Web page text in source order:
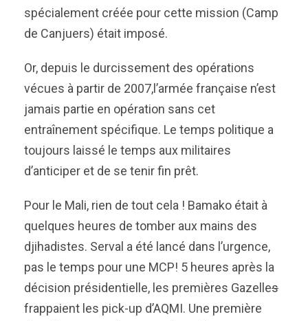
spécialement créée pour cette mission (Camp
de Canjuers) était imposé.
Or, depuis le durcissement des opérations
vécues à partir de 2007,l’armée française n’est
jamais partie en opération sans cet
entraînement spécifique. Le temps politique a
toujours laissé le temps aux militaires
d’anticiper et de se tenir fin prêt.
Pour le Mali, rien de tout cela ! Bamako était à
quelques heures de tomber aux mains des
djihadistes. Serval a été lancé dans l’urgence,
pas le temps pour une MCP! 5 heures après la
décision présidentielle, les premières Gazelles
frappaient les pick-up d’AQMI. Une première